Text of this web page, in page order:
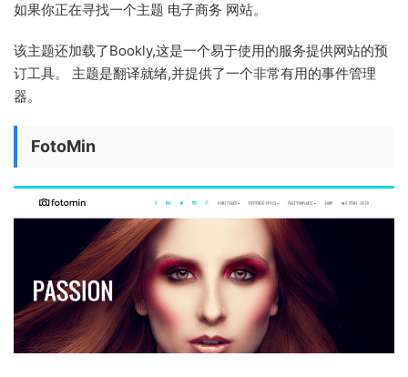
如果你正在寻找一个主题 电子商务 网站。
该主题还加载了Bookly,这是一个易于使用的服务提供网站的预
订工具。 主题是翻译就绪,并提供了一个非常有用的事件管理
器。
FotoMin